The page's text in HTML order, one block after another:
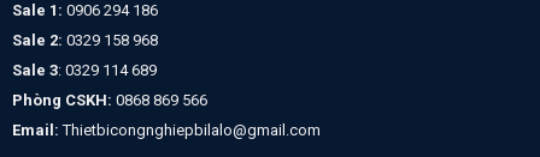
Sale 1: 0906 294 186
Sale 2: 0329 158 968
Sale 3: 0329 114 689
Phòng CSKH: 0868 869 566
Email: Thietbicongnghiepbilalo@gmail.com